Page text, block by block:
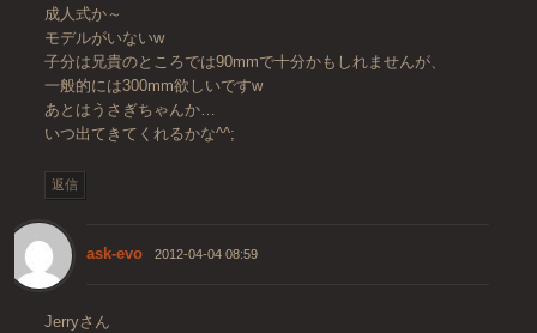
成人式か～
モデルがいないw
子分は兄貴のところでは90mmで十分かもしれませんが、
一般的には300mm欲しいですw
あとはうさぎちゃんか…
いつ出てきてくれるかな^^;
返信
ask-evo 2012-04-04 08:59
Jerryさん